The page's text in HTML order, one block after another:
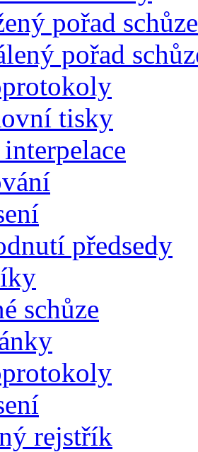
pořad schůze
pořad
tisky
předsedy
schůze
rejstřík